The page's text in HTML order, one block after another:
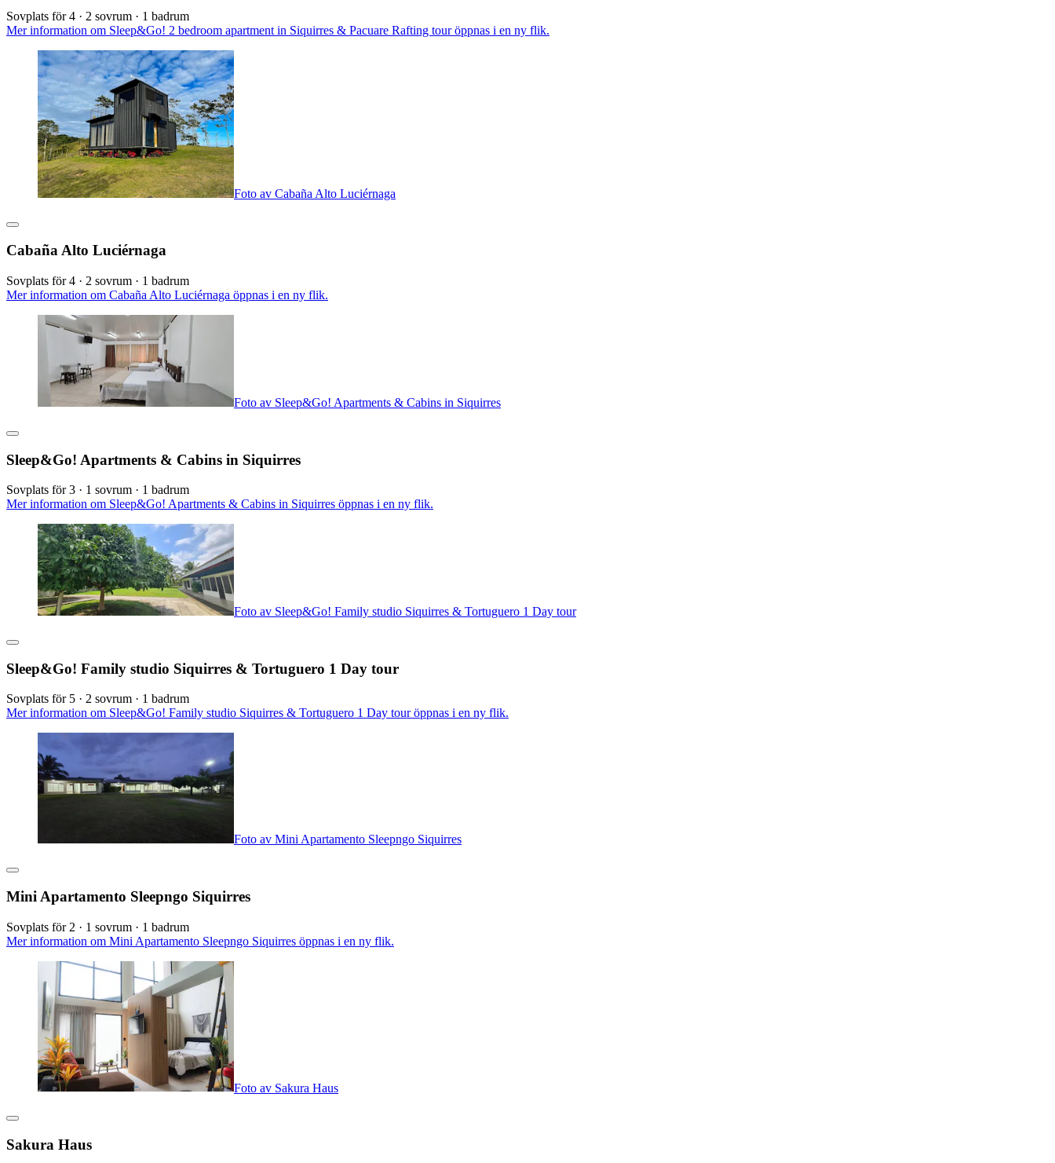
Sovplats för 4 · 2 sovrum · 1 badrum
Mer information om Sleep&Go! 2 bedroom apartment in Siquirres & Pacuare Rafting tour öppnas i en ny flik.
Foto av Cabaña Alto Luciérnaga
Cabaña Alto Luciérnaga
Sovplats för 4 · 2 sovrum · 1 badrum
Mer information om Cabaña Alto Luciérnaga öppnas i en ny flik.
Foto av Sleep&Go! Apartments & Cabins in Siquirres
Sleep&Go! Apartments & Cabins in Siquirres
Sovplats för 3 · 1 sovrum · 1 badrum
Mer information om Sleep&Go! Apartments & Cabins in Siquirres öppnas i en ny flik.
Foto av Sleep&Go! Family studio Siquirres & Tortuguero 1 Day tour
Sleep&Go! Family studio Siquirres & Tortuguero 1 Day tour
Sovplats för 5 · 2 sovrum · 1 badrum
Mer information om Sleep&Go! Family studio Siquirres & Tortuguero 1 Day tour öppnas i en ny flik.
Foto av Mini Apartamento Sleepngo Siquirres
Mini Apartamento Sleepngo Siquirres
Sovplats för 2 · 1 sovrum · 1 badrum
Mer information om Mini Apartamento Sleepngo Siquirres öppnas i en ny flik.
Foto av Sakura Haus
Sakura Haus